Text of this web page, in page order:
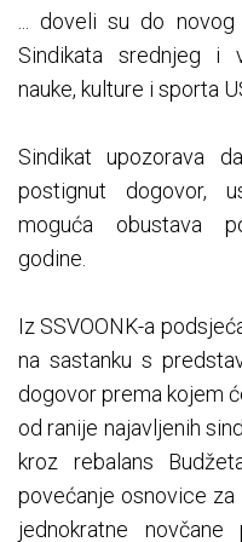
... doveli su do novog
Sindikata srednjeg i
nauke, kulture i sporta
Sindikat upozorava
postignut dogovor,
moguća obustava
godine.
Iz SSVOONK-a
na sastanku s
dogovor prema kojem
od ranije najavljenih
kroz rebalans
povećanje osnovice
jednokratne